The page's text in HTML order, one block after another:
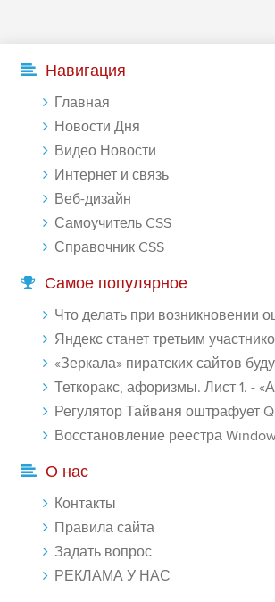
Навигация
Главная
Новости Дня
Видео Новости
Интернет и связь
Веб-дизайн
Самоучитель CSS
Справочник CSS
Самое популярное
Что делать при возникновении ошибки Download interrupted в
Яндекс станет третьим участником в процессе ФАС против
«Зеркала» пиратских сайтов будут
Теткоракс, афоризмы. Лист 1. -
Регулятор Тайваня оштрафует Qualcomm на $774
Восстановление реестра Windows 10: как восстановить реестр
О нас
Контакты
Правила сайта
Задать вопрос
РЕКЛАМА У НАС